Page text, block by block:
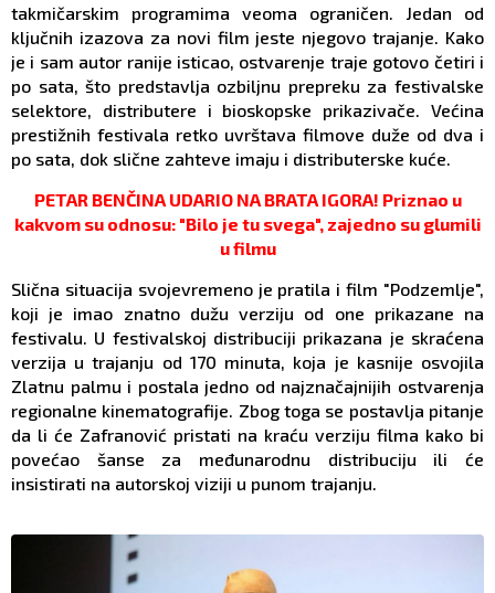
takmičarskim programima veoma ograničen. Jedan od
ključnih izazova za novi film jeste njegovo trajanje. Kako
je i sam autor ranije isticao, ostvarenje traje gotovo četiri i
po sata, što predstavlja ozbiljnu prepreku za festivalske
selektore, distributere i bioskopske prikazivače. Većina
prestižnih festivala retko uvrštava filmove duže od dva i
po sata, dok slične zahteve imaju i distributerske kuće.
PETAR BENČINA UDARIO NA BRATA IGORA! Priznao u
kakvom su odnosu: "Bilo je tu svega", zajedno su glumili
u filmu
Slična situacija svojevremeno je pratila i film "Podzemlje",
koji je imao znatno dužu verziju od one prikazane na
festivalu. U festivalskoj distribuciji prikazana je skraćena
verzija u trajanju od 170 minuta, koja je kasnije osvojila
Zlatnu palmu i postala jedno od najznačajnijih ostvarenja
regionalne kinematografije. Zbog toga se postavlja pitanje
da li će Zafranović pristati na kraću verziju filma kako bi
povećao šanse za međunarodnu distribuciju ili će
insistirati na autorskoj viziji u punom trajanju.